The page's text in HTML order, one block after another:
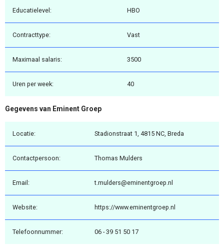
Educatielevel: HBO
Contracttype: Vast
Maximaal salaris: 3500
Uren per week: 40
Gegevens van Eminent Groep
Locatie: Stadionstraat 1, 4815 NC, Breda
Contactpersoon: Thomas Mulders
Email: t.mulders@eminentgroep.nl
Website: https://www.eminentgroep.nl
Telefoonnummer: 06 - 39 51 50 17